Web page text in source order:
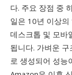
다. 주요 장점 중
일은 10년 이상
데스크톱 및 모바
됩니다. 가벼운
로 생성되어 성능